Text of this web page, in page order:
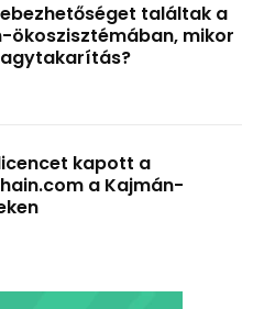
találtak a
ökoszisztémában, mikor
kapott a
a Kajmán-